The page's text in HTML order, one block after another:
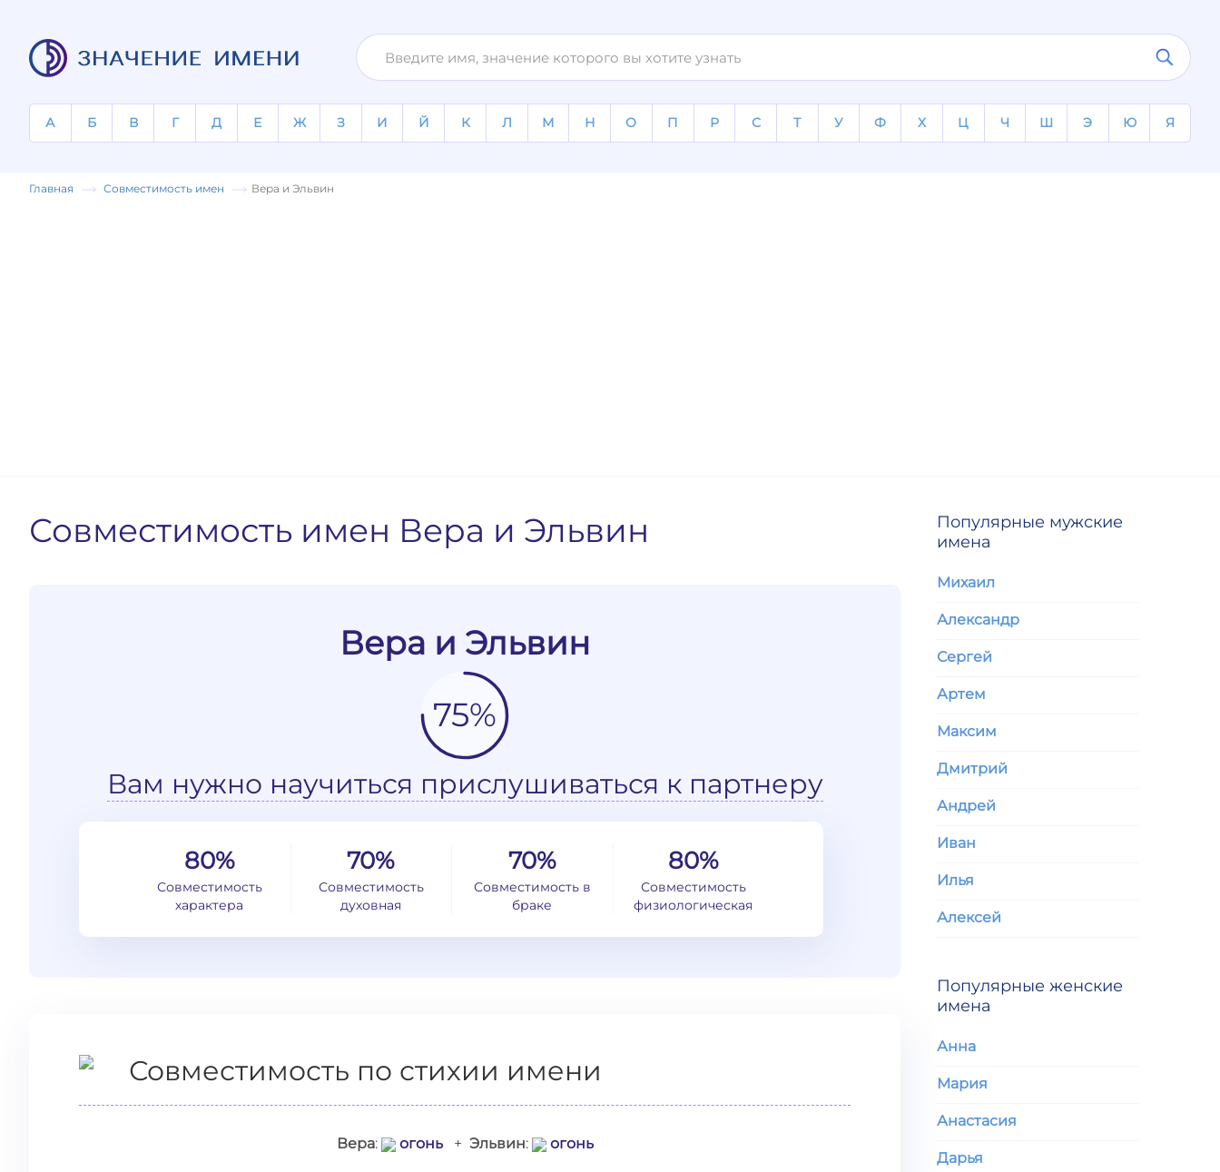
А Б В Г Д Е Ж З И Й К Л М Н О П Р С Т У Ф Х Ц Ч Ш Э Ю Я
Главная Совместимость имен Вера и Эльвин
Совместимость имен Вера и Эльвин
Вера и Эльвин
75%
Вам нужно научиться прислушиваться к партнеру
80%
Совместимость
характера
70%
Совместимость
духовная
70%
Совместимость в
браке
80%
Совместимость
физиологическая
Совместимость по стихии имени
Вера: огонь+ Эльвин: огонь
Популярные мужские
имена
Михаил
Александр
Сергей
Артем
Максим
Дмитрий
Андрей
Иван
Илья
Алексей
Популярные женские
имена
Анна
Мария
Анастасия
Дарья